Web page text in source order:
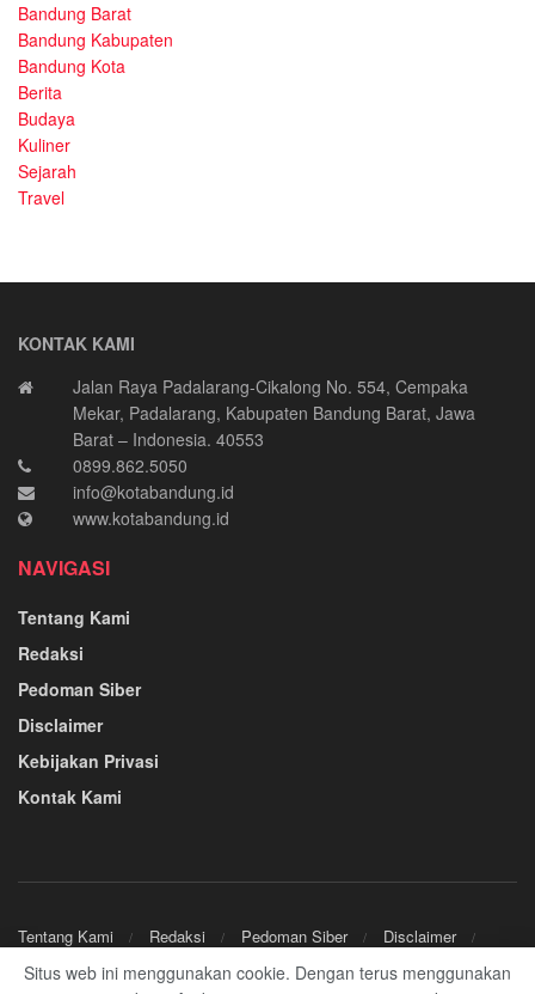
Bandung Barat
Bandung Kabupaten
Bandung Kota
Berita
Budaya
Kuliner
Sejarah
Travel
KONTAK KAMI
Jalan Raya Padalarang-Cikalong No. 554, Cempaka
Mekar, Padalarang, Kabupaten Bandung Barat, Jawa
Barat – Indonesia. 40553
0899.862.5050
info@kotabandung.id
www.kotabandung.id
NAVIGASI
Tentang Kami
Redaksi
Pedoman Siber
Disclaimer
Kebijakan Privasi
Kontak Kami
Tentang Kami Redaksi Pedoman Siber
Disclaimer
Situs web ini menggunakan cookie. Dengan terus menggunakan